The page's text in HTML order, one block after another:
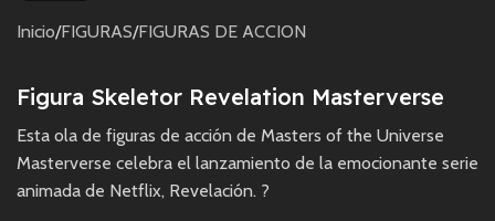
Inicio/FIGURAS/FIGURAS DE ACCION
Figura Skeletor Revelation Masterverse
Esta ola de figuras de acción de Masters of the Universe
Masterverse celebra el lanzamiento de la emocionante serie
animada de Netflix, Revelación. ?